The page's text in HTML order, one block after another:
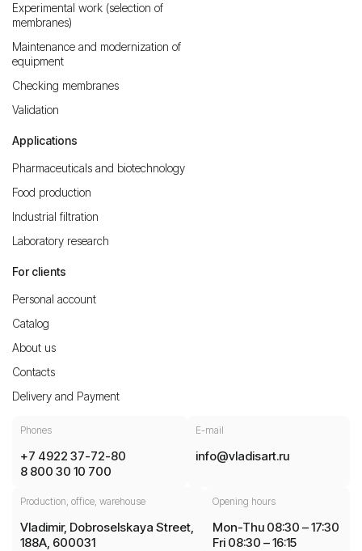
Experimental work (selection of
membranes)
Maintenance and modernization of
equipment
Checking membranes
Validation
Applications
Pharmaceuticals and biotechnology
Food production
Industrial filtration
Laboratory research
For clients
Personal account
Catalog
About us
Contacts
Delivery and Payment
Phones
+7 4922 37-72-80
8 800 30 10 700
E-mail
info@vladisart.ru
Production, office, warehouse
Vladimir, Dobroselskaya Street,
188A, 600031
Opening hours
Mon-Thu 08:30 – 17:30
Fri 08:30 – 16:15